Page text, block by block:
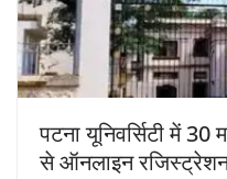
पटना यूनिवर्सिटी में
से ऑनलाइन रजिस्ट्रेशन